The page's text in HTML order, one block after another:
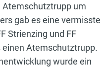
Atemschutztrupp um
gab es eine vermisste
Strienzing und FF
Atemschutztrupp.
wurde ein